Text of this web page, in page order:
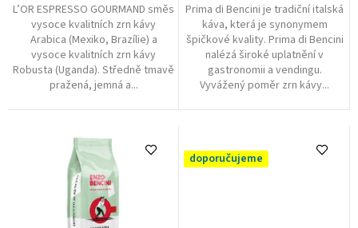
L’OR ESPRESSO GOURMAND směs
vysoce kvalitních zrn kávy
Arabica (Mexiko, Brazílie) a
vysoce kvalitních zrn kávy
Robusta (Uganda). Středně tmavě
pražená, jemná a...
Prima di Bencini je tradiční italská
káva, která je synonymem
špičkové kvality. Prima di Bencini
nalézá široké uplatnění v
gastronomii a vendingu.
Vyvážený poměr zrn kávy...
doporučujeme